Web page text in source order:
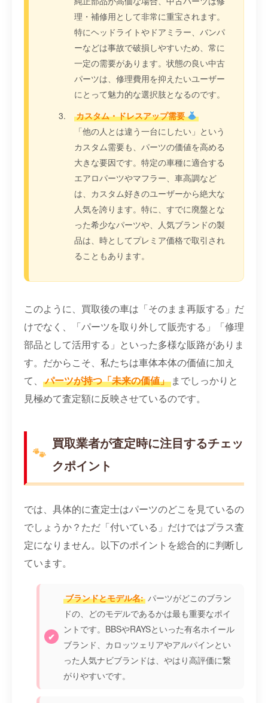
理・補修用として非常に重宝されます。
特にヘッドライトやドアミラー、バンパ
ーなどは事故で破損しやすいため、常に
一定の需要があります。状態の良い中古
パーツは、修理費用を抑えたいユーザー
にとって魅力的な選択肢となるのです。
カスタム・ドレスアップ需要
「他の人とは違う一台にしたい」という
カスタム需要も、パーツの価値を高める
大きな要因です。特定の車種に適合する
エアロパーツやマフラー、車高調など
は、カスタム好きのユーザーから絶大な
人気を誇ります。特に、すでに廃盤とな
った希少なパーツや、人気ブランドの製
品は、時としてプレミア価格で取引され
ることもあります。
このように、買取後の車は「そのまま再販する」だ
けでなく、「パーツを取り外して販売する」「修理
部品として活用する」といった多様な販路がありま
す。だからこそ、私たちは車体本体の価値に加え
て、
パーツが持つ「未来の価値」 までしっかりと
見極めて査定額に反映させているのです。
買取業者が査定時に注目するチェッ
クポイント
では、具体的に査定士はパーツのどこを見ているの
でしょうか？ただ「付いている」だけではプラス査
定になりません。以下のポイントを総合的に判断し
ています。
ブランドとモデル名: パーツがどこのブラン
ドの、どのモデルであるかは最も重要なポイ
ントです。BBSやRAYSといった有名ホイール
ブランド、カロッツェリアやアルパインとい
った人気ナビブランドは、やはり高評価に繋
がりやすいです。